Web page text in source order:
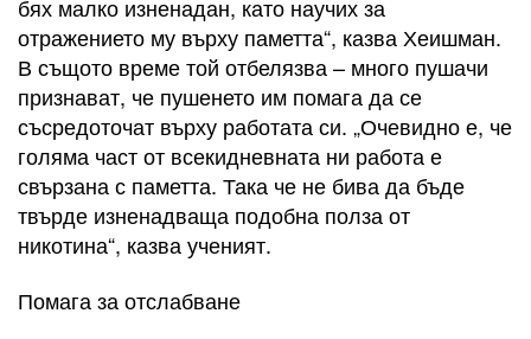
бях малко изненадан, като научих за
отражението му върху паметта“, казва Хеишман.
В същото време той отбелязва – много пушачи
признават, че пушенето им помага да се
съсредоточат върху работата си. „Очевидно е, че
голяма част от всекидневната ни работа е
свързана с паметта. Така че не бива да бъде
твърде изненадваща подобна полза от
никотина“, казва ученият.
Помага за отслабване